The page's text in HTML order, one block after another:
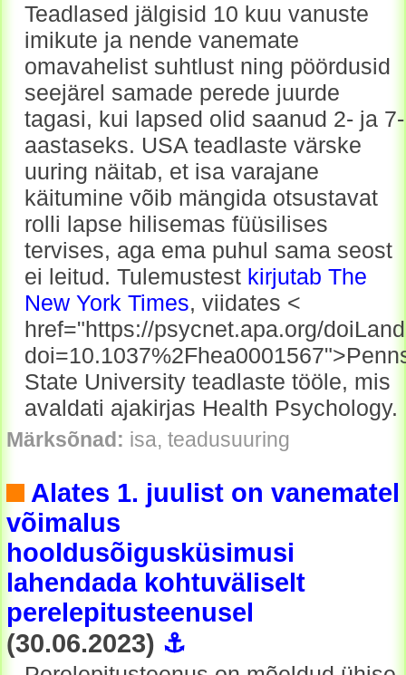
Teadlased jälgisid 10 kuu vanuste
imikute ja nende vanemate
omavahelist suhtlust ning pöördusid
seejärel samade perede juurde
tagasi, kui lapsed olid saanud 2- ja 7-
aastaseks. USA teadlaste värske
uuring näitab, et isa varajane
käitumine võib mängida otsustavat
rolli lapse hilisemas füüsilises
tervises, aga ema puhul sama seost
ei leitud. Tulemustest kirjutab The
New York Times, viidates <
href="https://psycnet.apa.org/
State University teadlaste tööle, mis
avaldati ajakirjas Health Psychology.
Märksõnad: isa, teadusuuring
Alates 1. juulist on vanematel
võimalus
hooldusõigusküsimusi
lahendada kohtuväliselt
perelepitusteenusel
(30.06.2023) ⚓